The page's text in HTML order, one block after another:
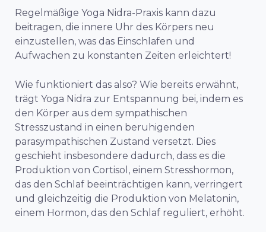
Regelmäßige Yoga Nidra-Praxis kann dazu
beitragen, die innere Uhr des Körpers neu
einzustellen, was das Einschlafen und
Aufwachen zu konstanten Zeiten erleichtert!
Wie funktioniert das also? Wie bereits erwähnt,
trägt Yoga Nidra zur Entspannung bei, indem es
den Körper aus dem sympathischen
Stresszustand in einen beruhigenden
parasympathischen Zustand versetzt. Dies
geschieht insbesondere dadurch, dass es die
Produktion von Cortisol, einem Stresshormon,
das den Schlaf beeinträchtigen kann, verringert
und gleichzeitig die Produktion von Melatonin,
einem Hormon, das den Schlaf reguliert, erhöht.